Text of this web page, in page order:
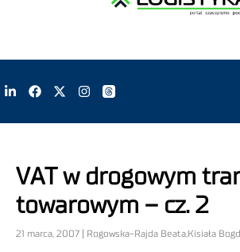
VAT w drogowym
towarowym – cz. 2
21 marca, 2007 | Rogowska-Rajda Beata,Kisiała